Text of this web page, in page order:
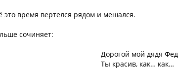
это время вертелся рядом и мешался.
сочиняет:
Дорогой мой дядя
Ты красив, как… как…